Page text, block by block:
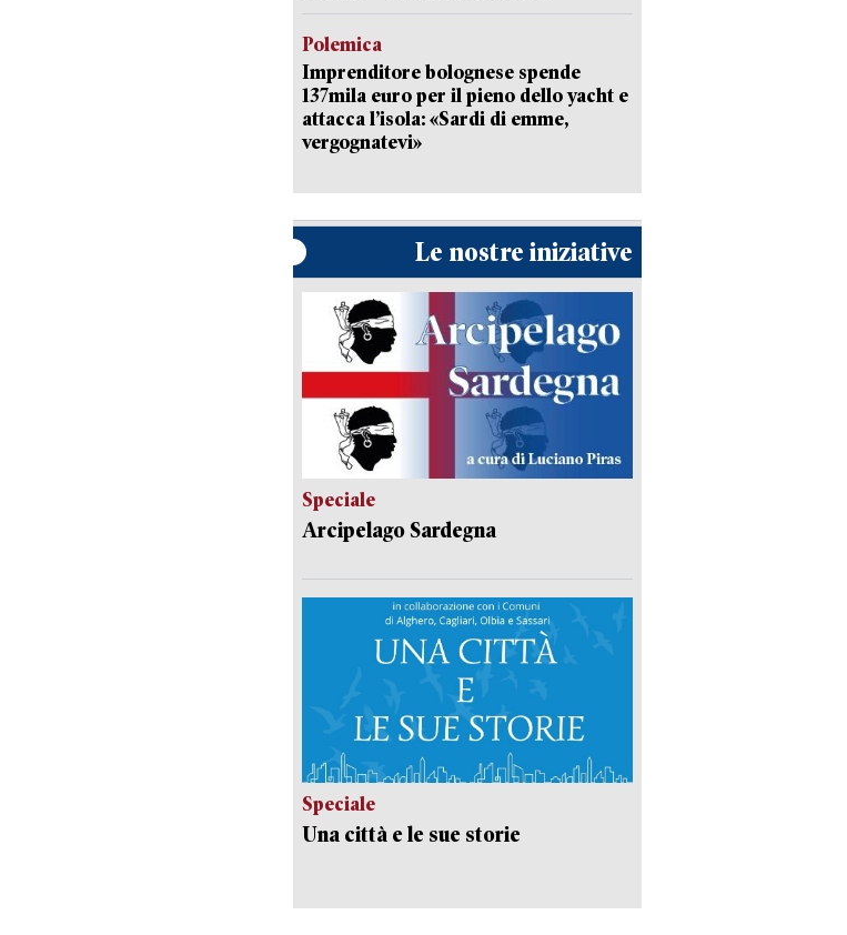
Polemica
Imprenditore bolognese spende
137mila euro per il pieno dello yacht e
attacca l’isola: «Sardi di emme,
vergognatevi»
Le nostre iniziative
Speciale
Arcipelago Sardegna
Speciale
Una città e le sue storie